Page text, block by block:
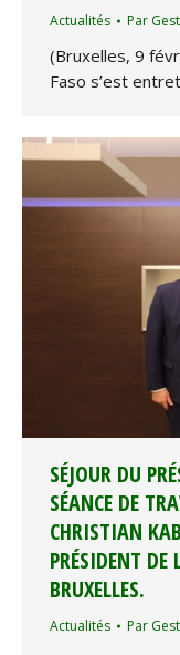
Actualités Par
(Bruxelles, 9
Faso s’est
SÉJOUR DU
SÉANCE DE
CHRISTIAN
PRÉSIDENT
BRUXELLES.
Actualités Par